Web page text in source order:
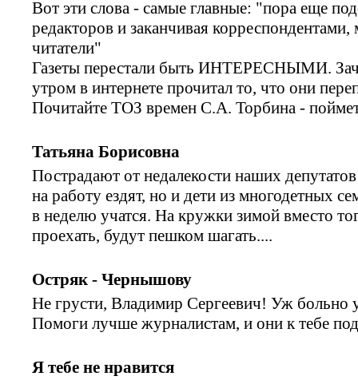
Вот эти слова - самые главные: "пора еще
редакторов и заканчивая
читатели"
Газеты перестали быть ИНТЕРЕСНЫМИ.
утром в интернете прочитал то, что они
Почитайте ТОЗ времен С.А. Торбина -
Татьяна Борисовна
Пострадают от недалекости наших
на работу ездят, но и дети из многодетных
в неделю учатся. На кружки зимой вместо
проехать, будут пешком шагать....
Остряк - Чернышову
Не грусти, Владимир Сергеевич! Уж больно
Помоги лучше журналистам, и они к тебе
Я тебе не нравится